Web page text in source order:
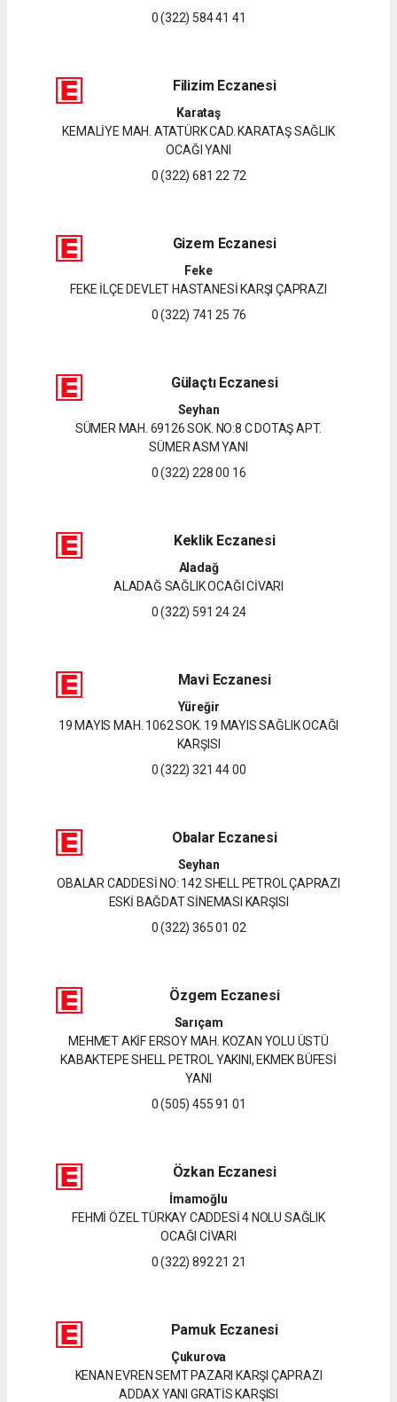
0 (322) 584 41 41
Filizim Eczanesi
Karataş
KEMALİYE MAH. ATATÜRK CAD. KARATAŞ SAĞLIK
OCAĞI YANI
0 (322) 681 22 72
Gizem Eczanesi
Feke
FEKE İLÇE DEVLET HASTANESİ KARŞI ÇAPRAZI
0 (322) 741 25 76
Gülaçtı Eczanesi
Seyhan
SÜMER MAH. 69126 SOK. NO:8 C DOTAŞ APT.
SÜMER ASM YANI
0 (322) 228 00 16
Keklik Eczanesi
Aladağ
ALADAĞ SAĞLIK OCAĞI CİVARI
0 (322) 591 24 24
Mavi Eczanesi
Yüreğir
19 MAYIS MAH. 1062 SOK. 19 MAYIS SAĞLIK OCAĞI
KARŞISI
0 (322) 321 44 00
Obalar Eczanesi
Seyhan
OBALAR CADDESİ NO: 142 SHELL PETROL ÇAPRAZI
ESKİ BAĞDAT SİNEMASI KARŞISI
0 (322) 365 01 02
Özgem Eczanesi
Sarıçam
MEHMET AKİF ERSOY MAH. KOZAN YOLU ÜSTÜ
KABAKTEPE SHELL PETROL YAKINI, EKMEK BÜFESİ
YANI
0 (505) 455 91 01
Özkan Eczanesi
İmamoğlu
FEHMİ ÖZEL TÜRKAY CADDESİ 4 NOLU SAĞLIK
OCAĞI CİVARI
0 (322) 892 21 21
Pamuk Eczanesi
Çukurova
KENAN EVREN SEMT PAZARI KARŞI ÇAPRAZI
ADDAX YANI GRATİS KARŞISI